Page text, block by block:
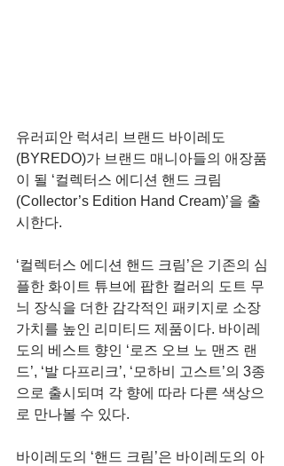
유러피안 럭셔리 브랜드 바이레도
(BYREDO)가 브랜드 매니아들의 애장품
이 될 ‘컬렉터스 에디션 핸드 크림
(Collector’s Edition Hand Cream)’을 출
시한다.
‘컬렉터스 에디션 핸드 크림’은 기존의 심
플한 화이트 튜브에 팝한 컬러의 도트 무
늬 장식을 더한 감각적인 패키지로 소장
가치를 높인 리미티드 제품이다. 바이레
도의 베스트 향인 ‘로즈 오브 노 맨즈 랜
드’, ‘발 다프리크’, ‘모하비 고스트’의 3종
으로 출시되며 각 향에 따라 다른 색상으
로 만나볼 수 있다.
바이레도의 ‘핸드 크림’은 바이레도의 아